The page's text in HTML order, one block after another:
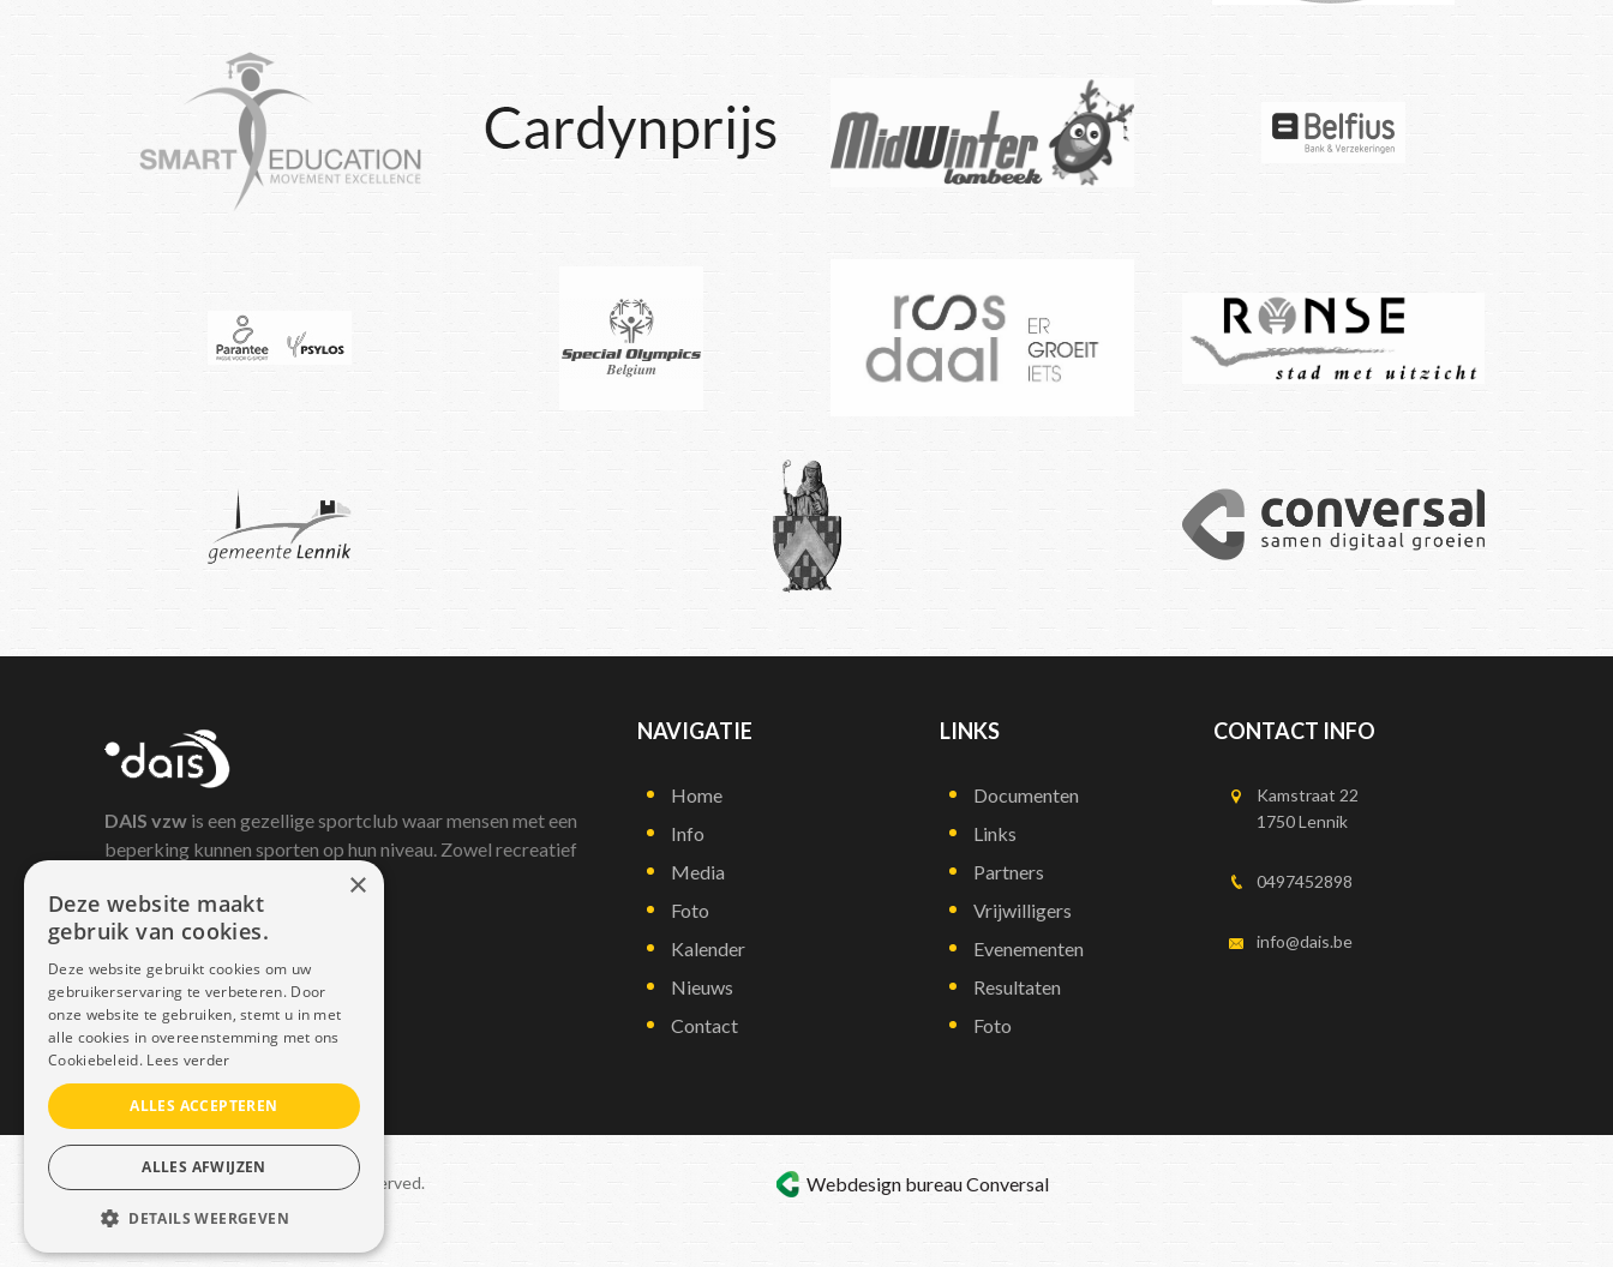
DAIS vzw is een gezellige sportclub waar mensen met een
beperking kunnen sporten op hun niveau. Zowel recreatief
NAVIGATIE
Home
Info
Media
Foto
Kalender
Nieuws
Contact
LINKS
Documenten
Links
Partners
Vrijwilligers
Evenementen
Resultaten
Foto
CONTACT INFO
Kamstraat 22
1750 Lennik
0497452898
info@dais.be
Copyright © 2021 Dais. All rights reserved.
Sitemap–GDPR
Webdesign bureauConversal
×
Deze website maakt
gebruik van cookies.
Deze website gebruikt cookies om uw
gebruikerservaring te verbeteren. Door
onze website te gebruiken, stemt u in met
alle cookies in overeenstemming met ons
Cookiebeleid. Lees verder
ALLES ACCEPTEREN
ALLES AFWIJZEN
DETAILS WEERGEVEN
STRIKT NOODZAKELIJK